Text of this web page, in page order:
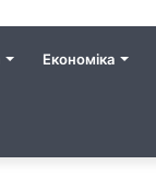
Економіка